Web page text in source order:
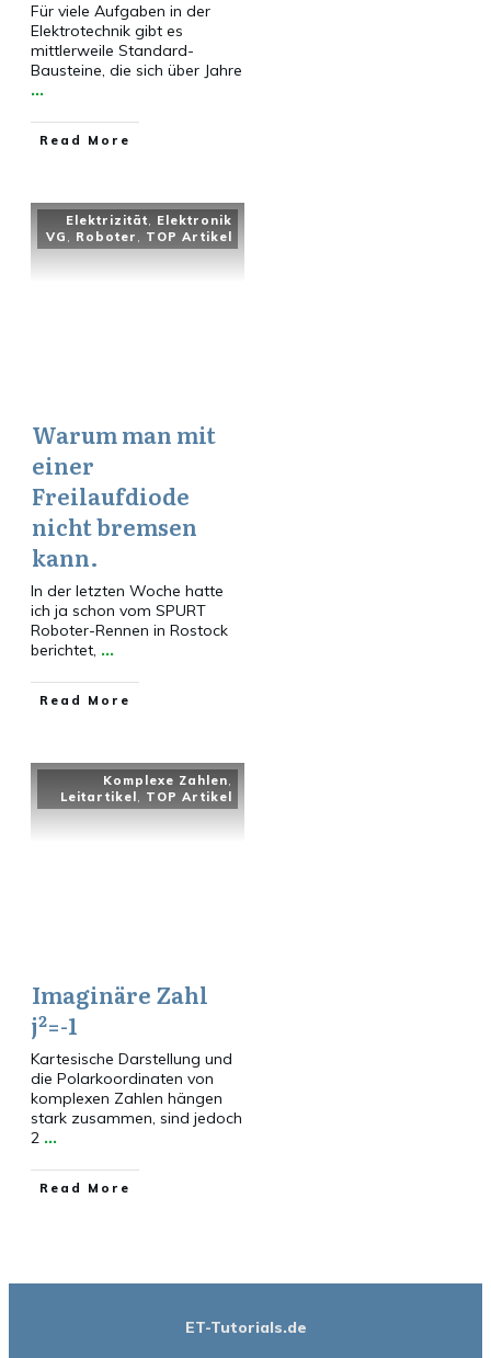
Für viele Aufgaben in der
Elektrotechnik gibt es
mittlerweile Standard-
Bausteine, die sich über Jahre
...
​Read More
Elektrizität, Elektronik
VG , Roboter , TOP Artikel
Warum man mit
einer
Freilaufdiode
nicht bremsen
kann.
In der letzten Woche hatte
ich ja schon vom SPURT
Roboter-Rennen in Rostock
berichtet, ...
​Read More
Komplexe Zahlen,
Leitartikel , TOP Artikel
Imaginäre Zahl
j²=-1
Kartesische Darstellung und
die Polarkoordinaten von
komplexen Zahlen hängen
stark zusammen, sind jedoch
2 ...
​Read More
ET-Tutorials.de